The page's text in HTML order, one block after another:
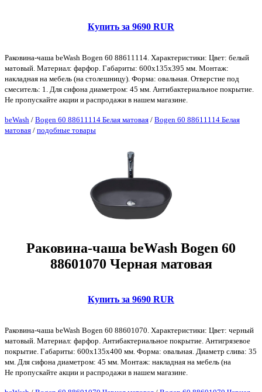
Купить за 9690 RUR
Раковина-чаша beWash Bogen 60 88611114. Характеристики: Цвет: белый
матовый. Материал: фарфор. Габариты: 600х135х395 мм. Монтаж:
накладная на мебель (на столешницу). Форма: овальная. Отверстие под
смеситель: 1. Для сифона диаметром: 45 мм. Антибактериальное покрытие.
Не пропускайте акции и распродажи в нашем магазине.
beWash / Bogen 60 88611114 Белая матовая / Bogen 60 88611114 Белая
матовая / подобные товары
Раковина-чаша beWash Bogen 60
88601070 Черная матовая
Купить за 9690 RUR
Раковина-чаша beWash Bogen 60 88601070. Характеристики: Цвет: черный
матовый. Материал: фарфор. Антибактериальное покрытие. Антигрязевое
покрытие. Габариты: 600х135х400 мм. Форма: овальная. Диаметр слива: 35
мм. Для сифона диаметром: 45 мм. Монтаж: накладная на мебель (на
Не пропускайте акции и распродажи в нашем магазине.